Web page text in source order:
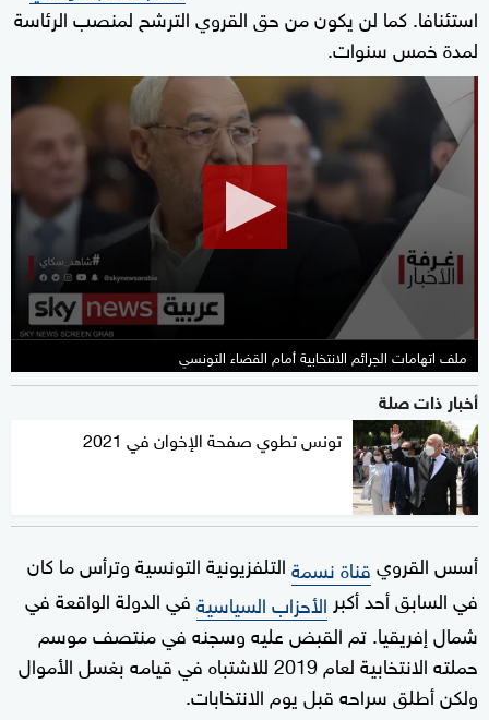
استئنافا. كما لن يكون من حق القروي الترشح لمنصب الرئاسة
لمدة خمس سنوات.
seconds
minutes,
seconds
ملف اتهامات الجرائم الانتخابية أمام القضاء التونسي
أخبار ذات صلة
تونس تطوي صفحة الإخوان في 2021
أسس القرويقناة نسمةالتلفزيونية التونسية وترأس ما كان
في السابق أحد أكبر الأحزاب السياسيةفي الدولة الواقعة في
شمال إفريقيا. تم القبض عليه وسجنه في منتصف موسم
حملته الانتخابية لعام 2019 للاشتباه في قيامه بغسل الأموال
ولكن أطلق سراحه قبل يوم الانتخابات.